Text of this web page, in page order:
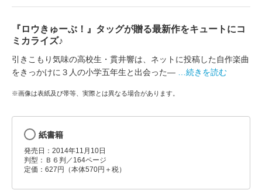
『ロウきゅーぶ！』タッグが贈る最新作をキュートにコ
ミカライズ♪
引きこもり気味の高校生・貫井響は、ネットに投稿した自作楽曲
をきっかけに３人の小学五年生と出会った―
…続きを読む
※画像は表紙及び帯等、実際とは異なる場合があります。
紙書籍
発売日：2014年11月10日
判型：Ｂ６判／164ページ
定価：627円（本体570円＋税）